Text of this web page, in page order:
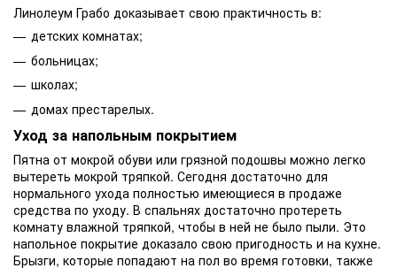
Линолеум Грабо доказывает свою практичность в:
детских комнатах;
больницах;
школах;
домах престарелых.
Уход за напольным покрытием
Пятна от мокрой обуви или грязной подошвы можно легко
вытереть мокрой тряпкой. Сегодня достаточно для
нормального ухода полностью имеющиеся в продаже
средства по уходу. В спальнях достаточно протереть
комнату влажной тряпкой, чтобы в ней не было пыли. Это
напольное покрытие доказало свою пригодность и на кухне.
Брызги, которые попадают на пол во время готовки, также